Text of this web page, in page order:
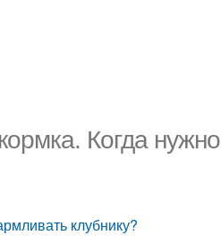
Когда нужно
клубнику?